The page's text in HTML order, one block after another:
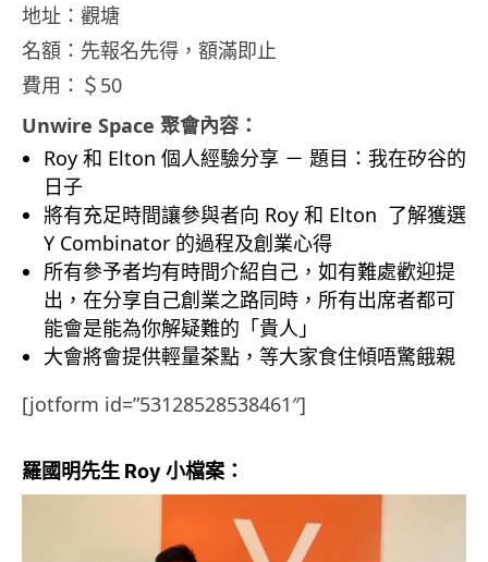
地址：觀塘
名額：先報名先得，額滿即止
費用：＄50
Unwire Space 聚會內容：
Roy 和 Elton 個人經驗分享 － 題目：我在矽谷的
日子
將有充足時間讓參與者向 Roy 和 Elton 了解獲選
Y Combinator 的過程及創業心得
所有參予者均有時間介紹自己，如有難處歡迎提
出，在分享自己創業之路同時，所有出席者都可
能會是能為你解疑難的「貴人」
大會將會提供輕量茶點，等大家食住傾唔驚餓親
[jotform id=”53128528538461″]
羅國明先生 Roy 小檔案：